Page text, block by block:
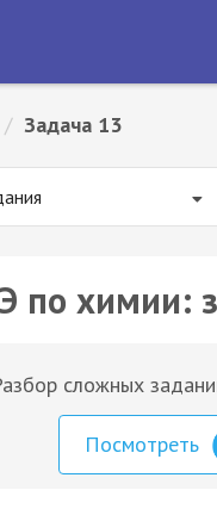
/ Задача 13
по химии:
сложных
Посмотреть